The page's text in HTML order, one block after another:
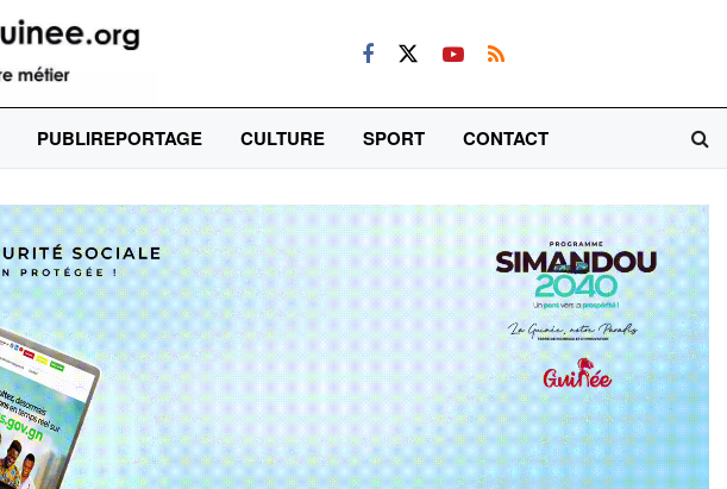
PUBLIREPORTAGE CULTURE SPORT CONTACT